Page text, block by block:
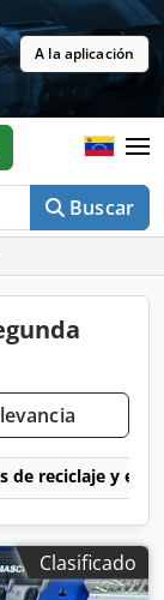
A la aplicación
Buscar
de reciclaje y
Clasificado